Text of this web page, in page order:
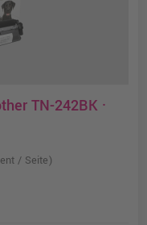
TN-242BK ·
/ Seite)